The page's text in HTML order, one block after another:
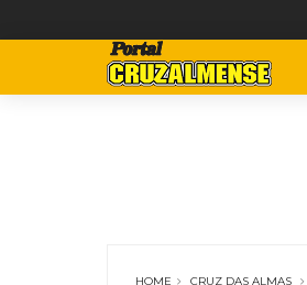
HOME CRUZ DAS ALMAS